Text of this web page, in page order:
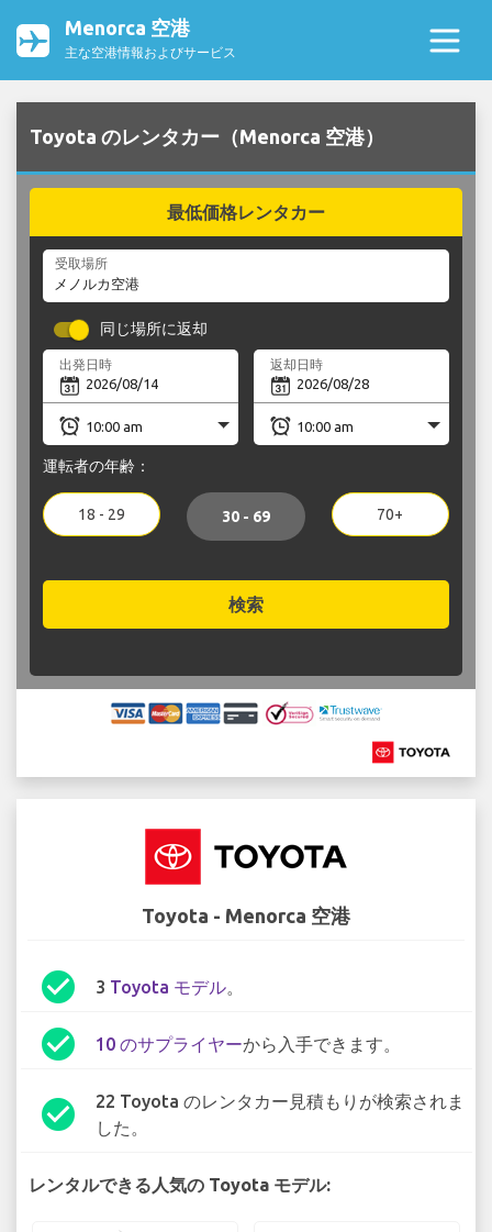
Menorca 空港
主な空港情報およびサービス
Toyota のレンタカー（Menorca 空港）
最低価格レンタカー
受取場所
同じ場所に返却
出発日時 返却日時
運転者の年齢：
18 - 29 30 - 69 70+
検索
Toyota - Menorca 空港
check_circle 3 Toyota モデル。
check_circle 10 のサプライヤーから入手できます。
check_circle
22 Toyota のレンタカー見積もりが検索されま
した。
レンタルできる人気の Toyota モデル: